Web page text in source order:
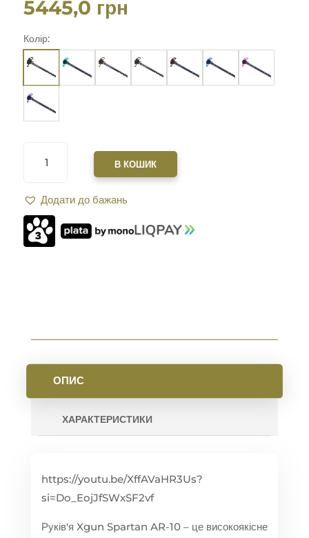
основі
опитування
5445,0 грн
Колір:
ЗВЕДЕННЯ
2.0
ДВОСТОРОННЯ
AR10.
BLACK
В КОШИК
Додати до бажань
ОПИС
ХАРАКТЕРИСТИКИ
https://youtu.be/XffAVaHR3Us?
si=Do_EojJfSWxSF2vf
Руків'я Xgun Spartan AR-10 – це високоякісне